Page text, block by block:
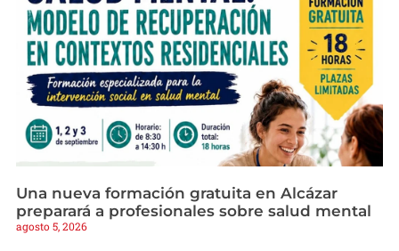
Una nueva formación gratuita en Alcázar
preparará a profesionales sobre salud mental
agosto 5, 2026